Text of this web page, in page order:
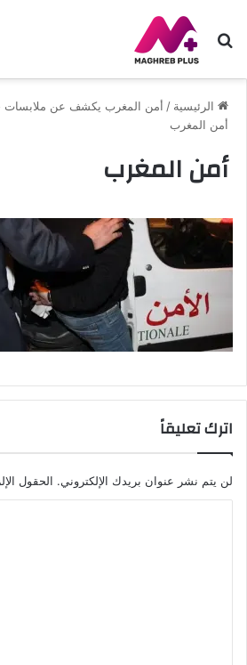
بحث
عن
الرئيسية / أمن المغرب يكشف عن ملابسات
أمن المغرب
أمن المغرب
اترك تعليقاً
لن يتم نشر عنوان بريدك الإلكتروني. الحقول